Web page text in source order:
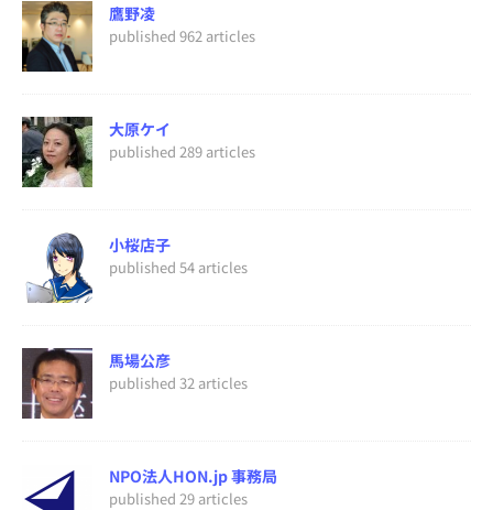
鷹野凌
published 962 articles
大原ケイ
published 289 articles
小桜店子
published 54 articles
馬場公彦
published 32 articles
NPO法人HON.jp 事務局
published 29 articles